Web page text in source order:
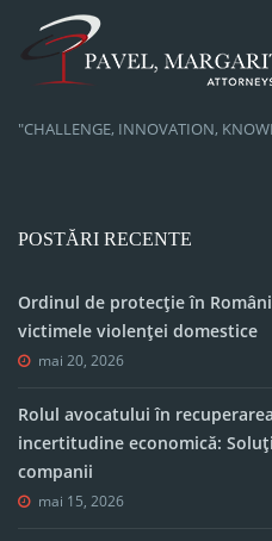
"CHALLENGE, INNOVATION,
POSTĂRI RECENTE
Ordinul de protecție în
victimele violenței domestice
mai 20, 2026
Rolul avocatului în
incertitudine economică:
companii
mai 15, 2026